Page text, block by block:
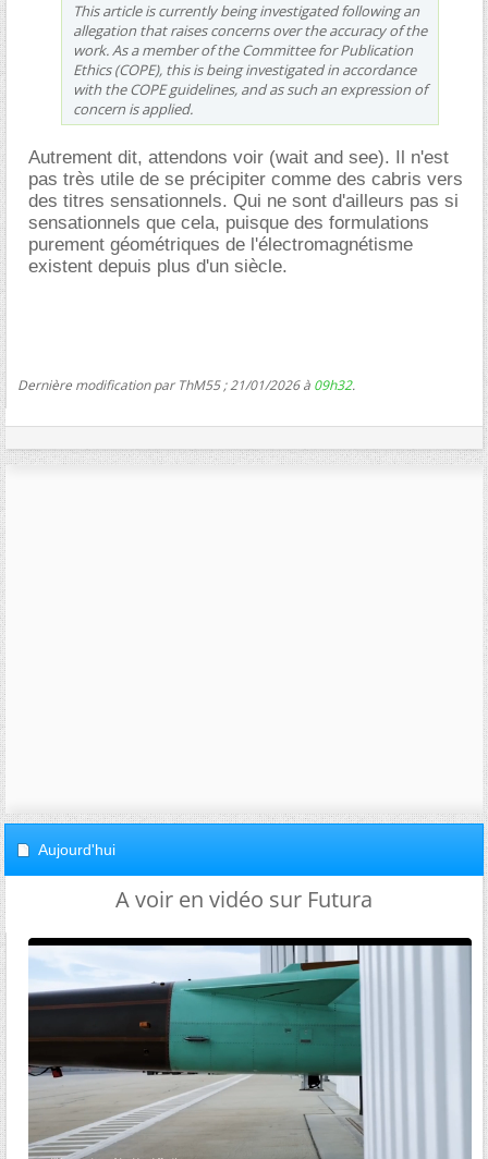
This article is currently being investigated following an
allegation that raises concerns over the accuracy of the
work. As a member of the Committee for Publication
Ethics (COPE), this is being investigated in accordance
with the COPE guidelines, and as such an expression of
concern is applied.
Autrement dit, attendons voir (wait and see). Il n'est
pas très utile de se précipiter comme des cabris vers
des titres sensationnels. Qui ne sont d'ailleurs pas si
sensationnels que cela, puisque des formulations
purement géométriques de l'électromagnétisme
existent depuis plus d'un siècle.
Dernière modification par ThM55 ; 21/01/2026 à 09h32.
Aujourd'hui
A voir en vidéo sur Futura